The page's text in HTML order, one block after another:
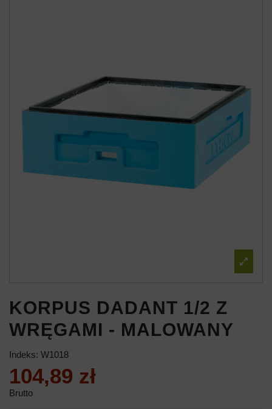
KORPUS DADANT 1/2 Z
WRĘGAMI - MALOWANY
Indeks: W1018
104,89 zł
Brutto